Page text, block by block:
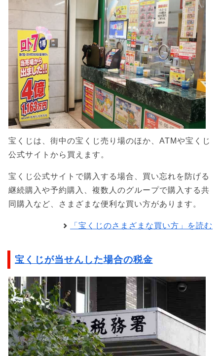
宝くじは、街中の宝くじ売り場のほか、ATMや宝くじ
公式サイトから買えます。
宝くじ公式サイトで購入する場合、買い忘れを防げる
継続購入や予約購入、複数人のグループで購入する共
同購入など、さまざまな便利な買い方があります。
「宝くじのさまざまな買い方」を読む
宝くじが当せんした場合の税金